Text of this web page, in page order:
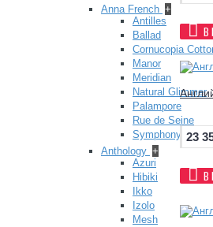
Anna French +
Antilles
Ballad
Cornucopia
Manor
Meridian
Natural Glimmer
Palampore
Rue de Seine
Symphony
Anthology +
Azuri
Hibiki
Ikko
Izolo
Mesh
В
23
В